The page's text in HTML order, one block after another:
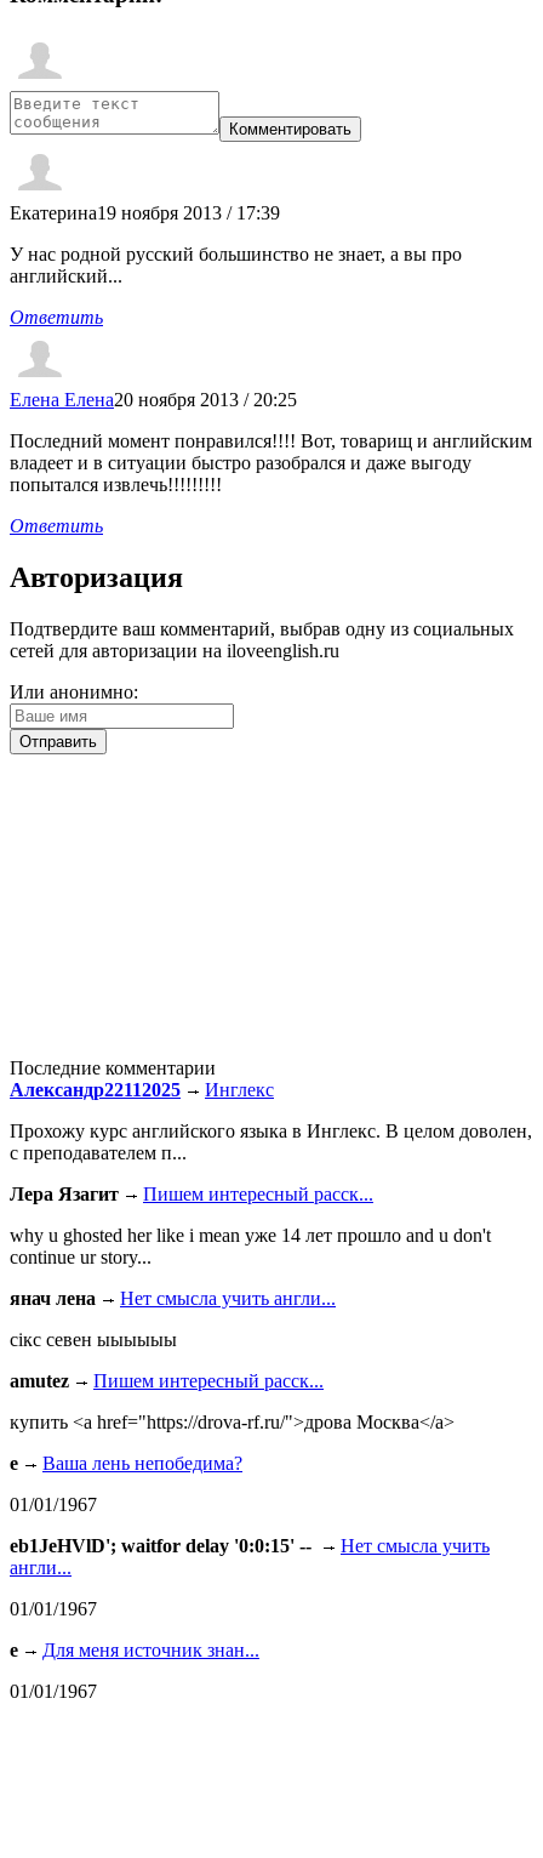
Екатерина19 ноября 2013 / 17:39
У нас родной русский большинство не знает, а вы про
английский...
Ответить
Елена Елена20 ноября 2013 / 20:25
Последний момент понравился!!!! Вот, товарищ и английским
владеет и в ситуации быстро разобрался и даже выгоду
попытался извлечь!!!!!!!!!
Ответить
Авторизация
Подтвердите ваш комментарий, выбрав одну из социальных
сетей для авторизации на iloveenglish.ru
Или анонимно:
Последние комментарии
Александр22112025
Инглекс
Прохожу курс английского языка в Инглекс. В целом доволен,
с преподавателем п...
Лера Язагит
Пишем интересный расск...
why u ghosted her like i mean уже 14 лет прошло and u don't
continue ur story...
янач лена
Нет смысла учить англи...
сiкс севен ыыыыыы
amutez
Пишем интересный расск...
купить <a href="https://drova-rf.ru/">дрова Москва</a>
e
Ваша лень непобедима?
01/01/1967
eb1JeHVlD'; waitfor delay '0:0:15' --
Нет смысла учить
англи...
01/01/1967
e
Для меня источник знан...
01/01/1967